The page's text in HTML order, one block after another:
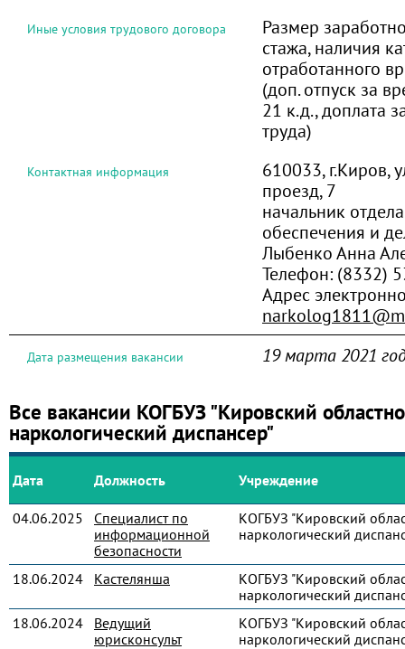
Иные условия трудового договора
Размер
стажа, наличия
отработанного
(доп. отпуск за
21 к.д., доплата
труда)
Контактная информация
610033, г.Киров,
проезд, 7
начальник
обеспечения и
Лыбенко Анна
Телефон: (8332)
Адрес
Дата размещения вакансии 19 марта 2021
Все вакансии КОГБУЗ "Кировский
наркологический диспансер"
Дата Должность Учреждение
04.06.2025
Специалист по
информационной
безопасности
КОГБУЗ "Кировский
наркологический
18.06.2024 Кастелянша
КОГБУЗ "Кировский
наркологический
18.06.2024
Ведущий
юрисконсульт
КОГБУЗ "Кировский
наркологический